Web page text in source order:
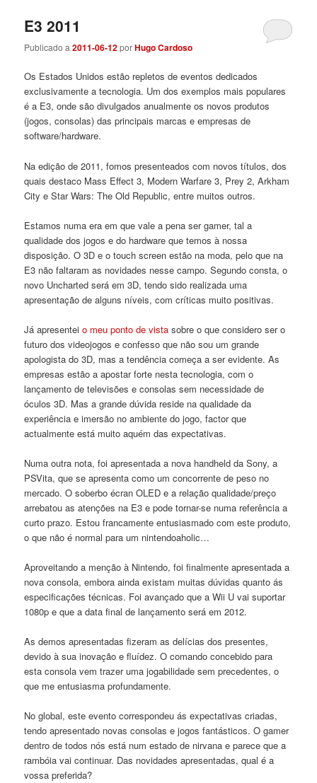
E3 2011
Publicado a2011-06-12porHugo Cardoso
Os Estados Unidos estão repletos de eventos dedicados
exclusivamente a tecnologia. Um dos exemplos mais populares
é a E3, onde são divulgados anualmente os novos produtos
(jogos, consolas) das principais marcas e empresas de
software/hardware.
Na edição de 2011, fomos presenteados com novos títulos, dos
quais destaco Mass Effect 3, Modern Warfare 3, Prey 2, Arkham
City e Star Wars: The Old Republic, entre muitos outros.
Estamos numa era em que vale a pena ser gamer, tal a
qualidade dos jogos e do hardware que temos à nossa
disposição. O 3D e o touch screen estão na moda, pelo que na
E3 não faltaram as novidades nesse campo. Segundo consta, o
novo Uncharted será em 3D, tendo sido realizada uma
apresentação de alguns níveis, com críticas muito positivas.
Já apresenteio meu ponto de vista sobre o que considero ser o
futuro dos videojogos e confesso que não sou um grande
apologista do 3D, mas a tendência começa a ser evidente. As
empresas estão a apostar forte nesta tecnologia, com o
lançamento de televisões e consolas sem necessidade de
óculos 3D. Mas a grande dúvida reside na qualidade da
experiência e imersão no ambiente do jogo, factor que
actualmente está muito aquém das expectativas.
Numa outra nota, foi apresentada a nova handheld da Sony, a
PSVita, que se apresenta como um concorrente de peso no
mercado. O soberbo écran OLED e a relação qualidade/preço
arrebatou as atenções na E3 e pode tornar-se numa referência a
curto prazo. Estou francamente entusiasmado com este produto,
o que não é normal para um nintendoaholic…
Aproveitando a menção à Nintendo, foi finalmente apresentada a
nova consola, embora ainda existam muitas dúvidas quanto ás
especificações técnicas. Foi avançado que a Wii U vai suportar
1080p e que a data final de lançamento será em 2012.
As demos apresentadas fizeram as delícias dos presentes,
devido à sua inovação e fluídez. O comando concebido para
esta consola vem trazer uma jogabilidade sem precedentes, o
que me entusiasma profundamente.
No global, este evento correspondeu ás expectativas criadas,
tendo apresentado novas consolas e jogos fantásticos. O gamer
dentro de todos nós está num estado de nirvana e parece que a
rambóia vai continuar. Das novidades apresentadas, qual é a
vossa preferida?